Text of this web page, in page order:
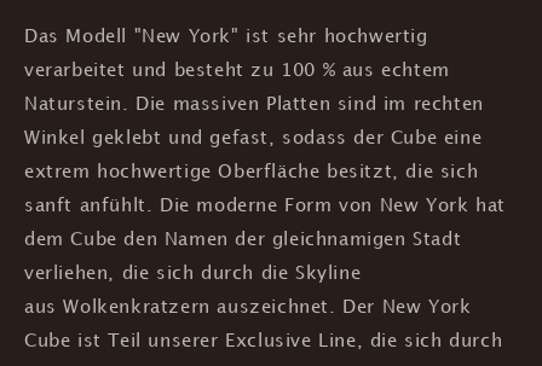
Das Modell "New York" ist sehr hochwertig
verarbeitet und besteht zu 100 % aus echtem
Naturstein. Die massiven Platten sind im rechten
Winkel geklebt und gefast, sodass der Cube eine
extrem hochwertige Oberfläche besitzt, die sich
sanft anfühlt. Die moderne Form von New York hat
dem Cube den Namen der gleichnamigen Stadt
verliehen, die sich durch die Skyline
aus Wolkenkratzern auszeichnet. Der New York
Cube ist Teil unserer Exclusive Line, die sich durch